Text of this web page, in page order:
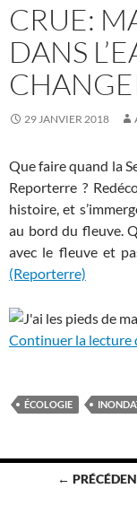
CRUE:
DANS
29 JANVIER 2018
Que faire quand la
Reporterre ?
histoire, et
au bord du fleuve.
avec le fleuve et
(Reporterre)
Continuer la lecture
ÉCOLOGIE
Navigation
←